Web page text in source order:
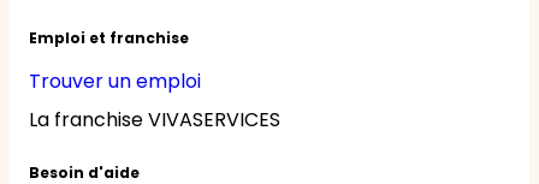
Emploi et franchise
Trouver un emploi
La franchise VIVASERVICES
Besoin d'aide